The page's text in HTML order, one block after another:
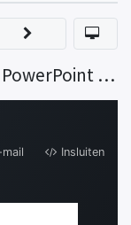
met notities